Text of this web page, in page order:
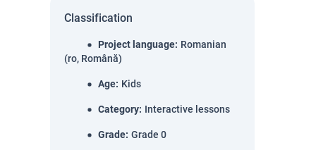
Classification
Project language: Romanian
(ro, Română)
Age: Kids
Category: Interactive lessons
Grade: Grade 0